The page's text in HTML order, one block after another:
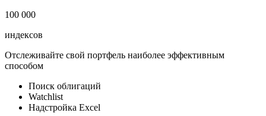
100 000
индексов
Отслеживайте свой портфель наиболее эффективным
способом
Поиск облигаций
Watchlist
Надстройка Excel